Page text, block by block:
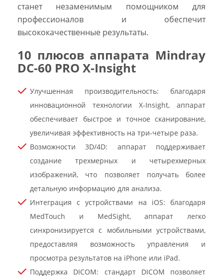
станет незаменимым помощником для
профессионалов и обеспечит
высококачественные результаты.
10 плюсов аппарата Mindray
DC-60 PRO X-Insight
Улучшенная производительность: благодаря
инновационной технологии X-Insight, аппарат
обеспечивает быстрое и точное сканирование,
увеличивая эффективность на три-четыре раза.
Возможности 3D/4D: аппарат поддерживает
создание трехмерных и четырехмерных
изображений, что позволяет получать более
детальную информацию для анализа.
Интеграция с устройствами на iOS: благодаря
MedTouch и MedSight, аппарат легко
синхронизируется с мобильными устройствами,
предоставляя возможность управления и
просмотра результатов на iPhone или iPad.
Поддержка DICOM: стандарт DICOM позволяет